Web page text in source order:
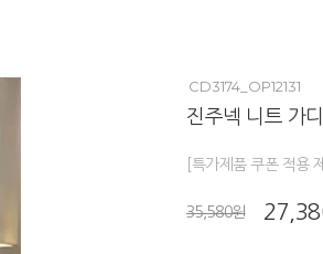
CD3174_OP12131
진주넥 니트 가
[특가제품 쿠폰 적용
35,580원